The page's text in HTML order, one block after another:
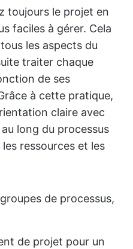
toujours le projet en
faciles à gérer. Cela
les aspects du
traiter chaque
de ses
à cette pratique,
claire avec
long du processus
ressources et les
de processus,
de projet pour un